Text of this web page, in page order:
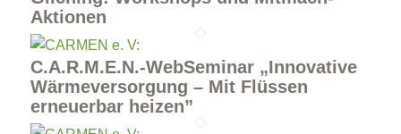
Aktionen
C.A.R.M.E.N.-WebSeminar „Innovative
Wärmeversorgung – Mit Flüssen
erneuerbar heizen”